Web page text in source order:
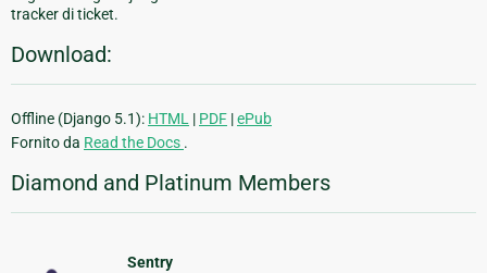
tracker di ticket.
Download:
Offline (Django 5.1): HTML | PDF |ePub
Fornito da Read the Docs .
Diamond and Platinum Members
Sentry